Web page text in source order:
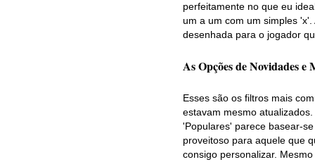
perfeitamente no que eu
um a um com um simples
desenhada para o jogador
As Opções de Novidades
Esses são os filtros mais
estavam mesmo
'Populares' parece basear-
proveitoso para aquele que
consigo personalizar.